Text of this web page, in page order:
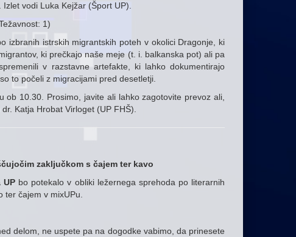
vodi Luka Kejžar (Šport UP).
1)
izbranih istrskih migrantskih poteh v okolici Dragonje, ki
ki prečkajo naše meje (t. i. balkanska pot) ali pa
v razstavne artefakte, ki lahko dokumentirajo
to počeli z migracijami pred desetletji.
10.30. Prosimo, javite ali lahko zagotovite prevoz ali,
Katja Hrobat Virloget (UP FHŠ).
zaključkom s čajem ter kavo
UP bo potekalo v obliki ležernega sprehoda po literarnih
ter čajem v mixUPu.
delom, ne uspete pa na dogodke vabimo, da prinesete